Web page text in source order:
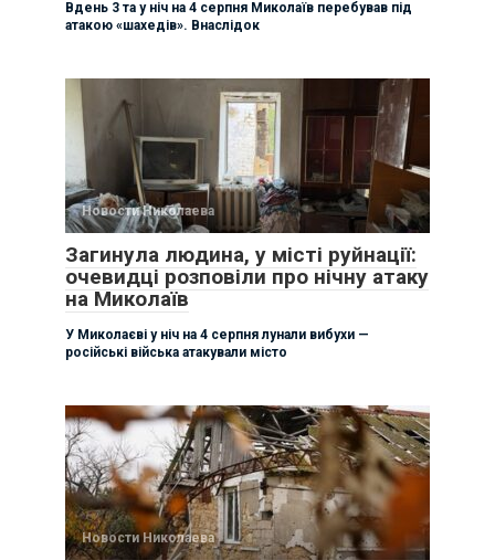
Вдень 3 та у ніч на 4 серпня Миколаїв перебував під
атакою «шахедів». Внаслідок
Новости Николаева
Загинула людина, у місті руйнації:
очевидці розповіли про нічну атаку
на Миколаїв
У Миколаєві у ніч на 4 серпня лунали вибухи —
російські війська атакували місто
Новости Николаева